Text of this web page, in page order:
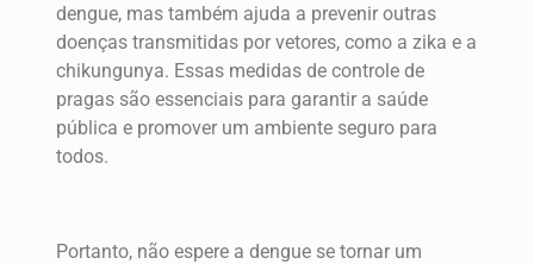
dengue, mas também ajuda a prevenir outras
doenças transmitidas por vetores, como a zika e a
chikungunya. Essas medidas de controle de
pragas são essenciais para garantir a saúde
pública e promover um ambiente seguro para
todos.
Portanto, não espere a dengue se tornar um